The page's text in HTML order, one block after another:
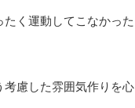
く運動してこなかった
慮した雰囲気作りを心